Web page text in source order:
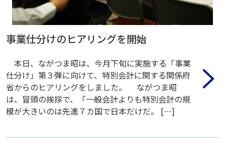
事業仕分けのヒアリングを開始
本日、ながつま昭は、今月下旬に実施する「事業
仕分け」第３弾に向けて、特別会計に関する関係府
省からのヒアリングをしました。 ながつま昭
は、冒頭の挨拶で、「一般会計よりも特別会計の規
模が大きいのは先進７カ国で日本だけだ。 […]